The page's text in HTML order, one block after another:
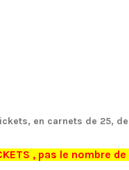
en carnets de 25,
, pas le nombre